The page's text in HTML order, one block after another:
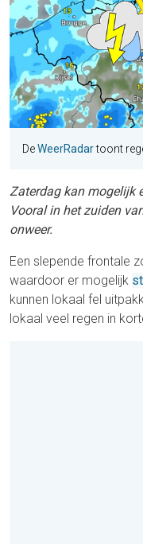
DeWeerRadartoont
Zaterdag kan mogelijk
Vooral in het zuiden
onweer.
Een slepende frontale
waardoor er mogelijk
kunnen lokaal fel
lokaal veel regen in